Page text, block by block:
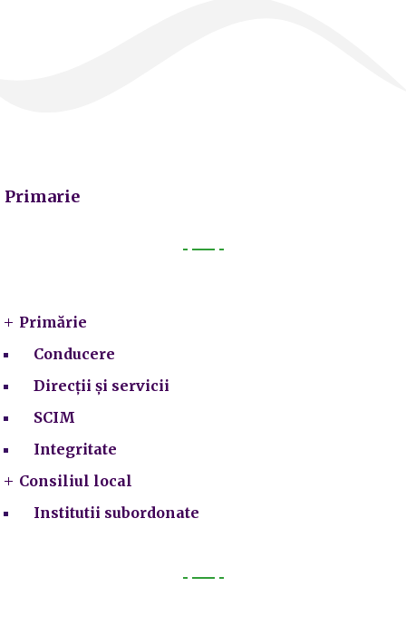
Primarie
Primărie
Conducere
Direcții și servicii
SCIM
Integritate
Consiliul local
Institutii subordonate